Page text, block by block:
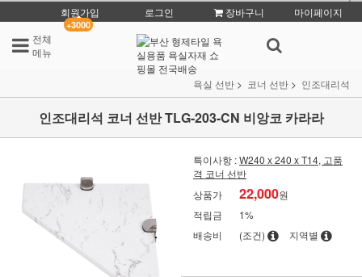
회원가입
+3000
로그인 장바구니
마이페이지
전체
메뉴
욕실 선반 코너 선반 인조대리석
인조대리석 코너 선반 TLG-203-CN 비앙코 카라라
특이사항 :W240 x 240 x T14, 고품
격 코너 선반
상품가
22,000원
적립금
1%
배송비
(조건) 지역별